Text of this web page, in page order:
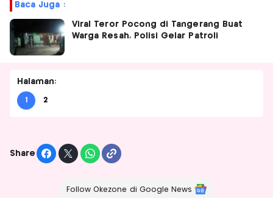
Baca Juga :
Viral Teror Pocong di Tangerang Buat
Warga Resah, Polisi Gelar Patroli
Halaman:
1 2
Share
Follow Okezone di Google News